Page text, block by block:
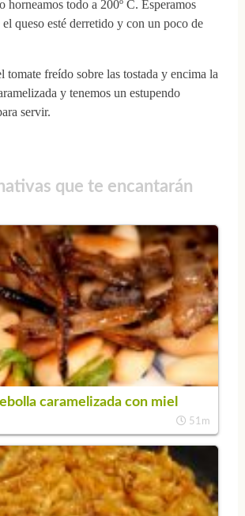
horneamos todo a 200º C. Esperamos
el queso esté derretido y con un poco de
tomate freído sobre las tostada y encima la
y tenemos un estupendo
servir.
que te encantarán
caramelizada con miel
51m